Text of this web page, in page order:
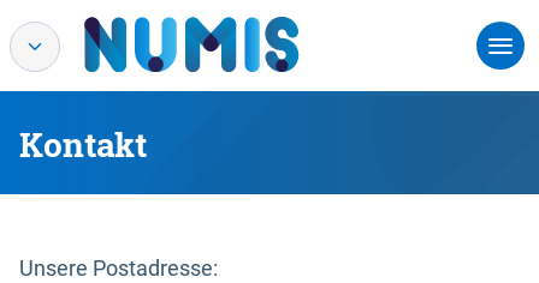
Kontakt
Unsere Postadresse: